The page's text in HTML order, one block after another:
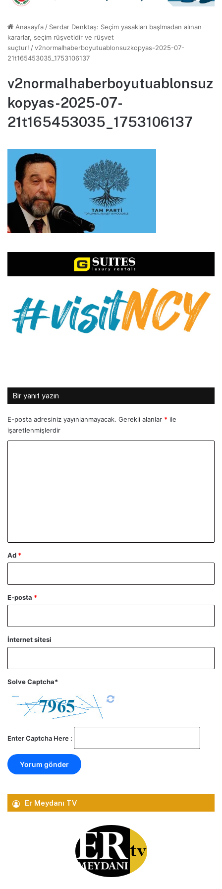
Anasayfa / Serdar Denktaş: Seçim yasakları başlmadan alınan
kararlar, seçim rüşvetidir ve rüşvet
suçtur! /v2normalhaberboyutuablonsuzkopyas-2025-07-
21t165453035_1753106137
v2normalhaberboyutuablonsuz
kopyas-2025-07-
21t165453035_1753106137
Bir yanıt yazın
E-posta adresiniz yayınlanmayacak. Gerekli alanlar * ile
işaretlenmişlerdir
Ad *
E-posta *
İnternet sitesi
Solve Captcha*
Enter Captcha Here :
Er Meydanı TV